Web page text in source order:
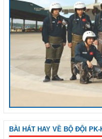
BÀI HÁT HAY VỀ BỘ ĐỘI PK-